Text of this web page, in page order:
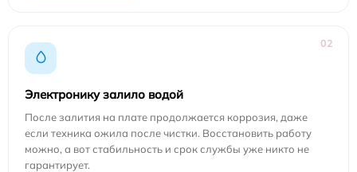
02
Электронику залило водой
После залития на плате продолжается коррозия, даже
если техника ожила после чистки. Восстановить работу
можно, а вот стабильность и срок службы уже никто не
гарантирует.